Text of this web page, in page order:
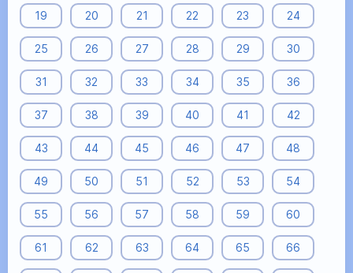
19 20 21 22 23 24
25 26 27 28 29 30
31 32 33 34 35 36
37 38 39 40 41 42
43 44 45 46 47 48
49 50 51 52 53 54
55 56 57 58 59 60
61 62 63 64 65 66